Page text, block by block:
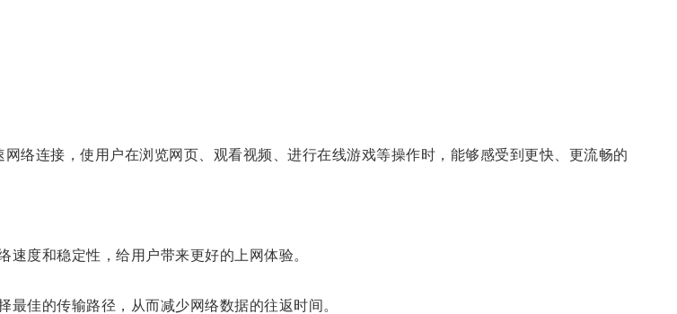
连接，使用户在浏览网页、观看视频、进行在线游戏等操作时，能够感受到更快、更流畅的
度和稳定性，给用户带来更好的上网体验。
佳的传输路径，从而减少网络数据的往返时间。